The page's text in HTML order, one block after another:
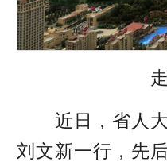
走
近日，省人大
刘文新一行，先